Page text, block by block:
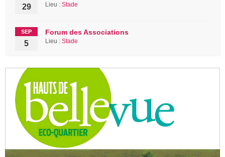
29 Lieu : Stade
SEP
5
Forum des Associations
Lieu : Stade